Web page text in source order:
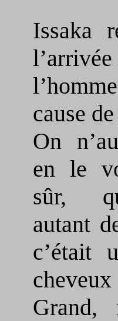
Issaka
cause
On
en le
sûr,
autant
c’était
Grand,